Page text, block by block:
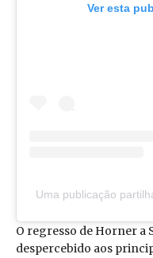
Ver esta
Uma publicação
O regresso de Horner a
despercebido aos